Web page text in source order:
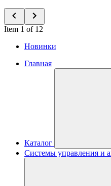
Item 1 of 12
Новинки
Главная
Каталог
Системы управления и